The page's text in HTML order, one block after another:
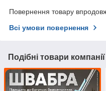
Повернення товару
Всі умови повернення
Подібні товари компанії